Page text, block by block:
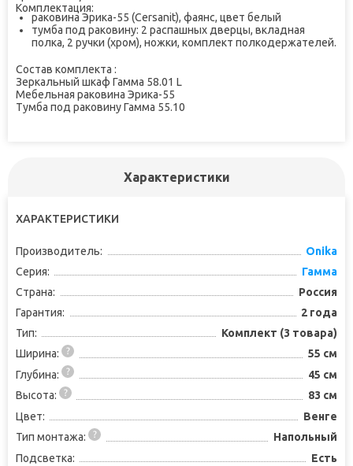
Комплектация:
раковина Эрика-55 (Cersanit), фаянс, цвет белый
тумба под раковину: 2 распашных дверцы, вкладная
полка, 2 ручки (хром), ножки, комплект полкодержателей.
Состав комплекта :
Зеркальный шкаф Гамма 58.01 L
Мебельная раковина Эрика-55
Тумба под раковину Гамма 55.10
Характеристики
ХАРАКТЕРИСТИКИ
Производитель:
Onika
Серия:
Гамма
Страна:
Россия
Гарантия:
2 года
Тип:
Комплект (3 товара)
Ширина:
55 см
Глубина:
45 см
Высота:
83 см
Цвет:
Венге
Тип монтажа:
Напольный
Подсветка:
Есть